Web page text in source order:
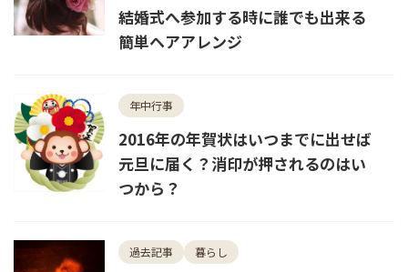
結婚式へ参加する時に誰でも出来る
簡単ヘアアレンジ
年中行事
2016年の年賀状はいつまでに出せば
元旦に届く？消印が押されるのはい
つから？
過去記事 暮らし